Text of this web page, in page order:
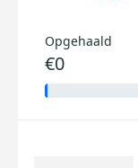
Opgehaald
€0